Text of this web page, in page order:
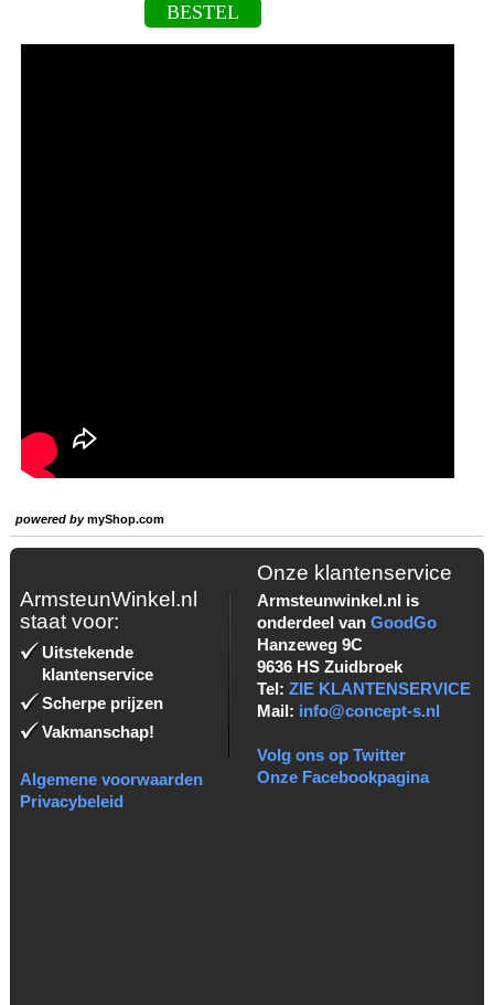
BESTEL
powered bymyShop.com
ArmsteunWinkel.nl
staat voor:
Uitstekende
klantenservice
Scherpe prijzen
Vakmanschap!
Algemene voorwaarden
Privacybeleid
Onze klantenservice
Armsteunwinkel.nl is
onderdeel van GoodGo
Hanzeweg 9C
9636 HS Zuidbroek
Tel: ZIE KLANTENSERVICE
Mail: info@concept-s.nl
Volg ons op Twitter
Onze Facebookpagina